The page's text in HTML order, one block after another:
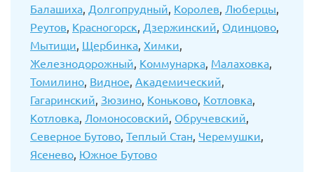
Балашиха Долгопрудный Королев Люберцы
Реутов Красногорск Дзержинский Одинцово
Мытищи Щербинка Химки
Железнодорожный Коммунарка Малаховка
Томилино Видное Академический
Гагаринский Зюзино Коньково Котловка
Котловка Ломоносовский Обручевский
Северное Бутово Теплый Стан Черемушки
Ясенево Южное Бутово